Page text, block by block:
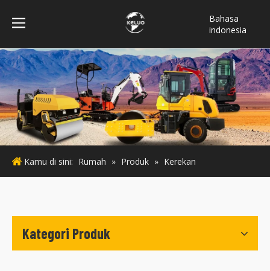
Bahasa
indonesia
Türk dili
ไทย
Italiano
Deutsch
Português
Español
Kamu di sini: Rumah » Produk » Kerekan
Kategori Produk